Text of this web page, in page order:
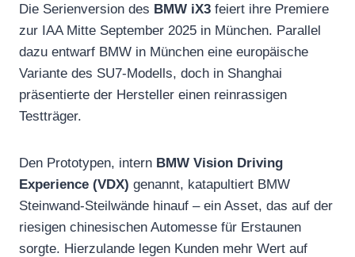
Die Serienversion des BMW iX3 feiert ihre Premiere
zur IAA Mitte September 2025 in München. Parallel
dazu entwarf BMW in München eine europäische
Variante des SU7-Modells, doch in Shanghai
präsentierte der Hersteller einen reinrassigen
Testträger.
Den Prototypen, intern BMW Vision Driving
Experience (VDX) genannt, katapultiert BMW
Steinwand-Steilwände hinauf – ein Asset, das auf der
riesigen chinesischen Automesse für Erstaunen
sorgte. Hierzulande legen Kunden mehr Wert auf